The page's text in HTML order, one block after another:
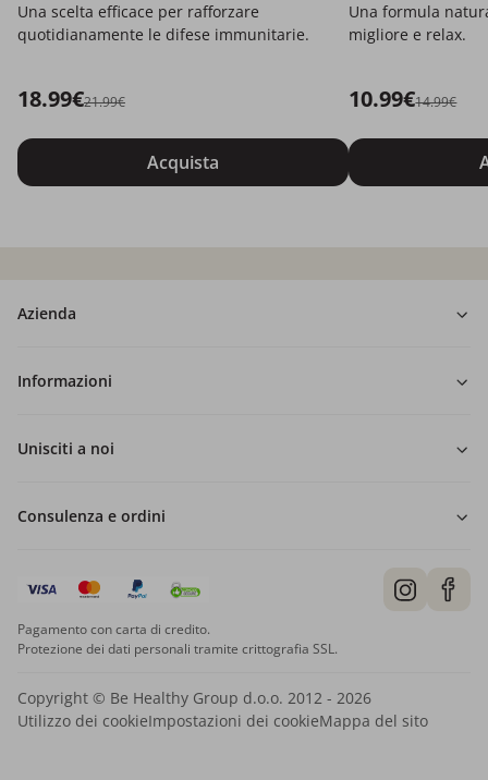
Una scelta efficace per rafforzare
quotidianamente le difese immunitarie.
18.99€21.99€
Acquista
Una formula
migliore e relax.
10.99€14.99€
Azienda
Informazioni
Unisciti a noi
Consulenza e ordini
Pagamento con carta di credito.
Protezione dei dati personali tramite crittografia SSL.
Copyright © Be Healthy Group d.o.o. 2012 - 2026
Utilizzo dei cookieImpostazioni dei cookieMappa del sito